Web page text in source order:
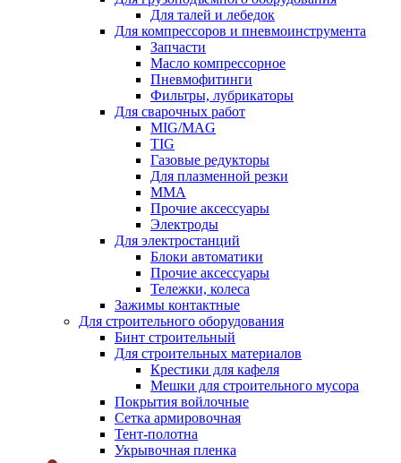
Для талей и лебедок
Для компрессоров и пневмоинструмента
Запчасти
Масло компрессорное
Пневмофитинги
Фильтры, лубрикаторы
Для сварочных работ
MIG/MAG
TIG
Газовые редукторы
Для плазменной резки
ММА
Прочие аксессуары
Электроды
Для электростанций
Блоки автоматики
Прочие аксессуары
Тележки, колеса
Зажимы контактные
Для строительного оборудования
Бинт строительный
Для строительных материалов
Крестики для кафеля
Мешки для строительного мусора
Покрытия войлочные
Сетка армировочная
Тент-полотна
Укрывочная пленка